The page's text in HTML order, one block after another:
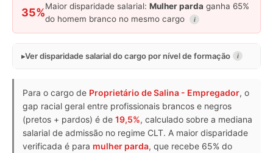
35%
Maior disparidade salarial: Mulher parda ganha 65%
do homem branco no mesmo cargo
i
Ver disparidade salarial do cargo por nível de formação i
Para o cargo de Proprietário de Salina - Empregador, o
gap racial geral entre profissionais brancos e negros
(pretos + pardos) é de 19,5%, calculado sobre a mediana
salarial de admissão no regime CLT. A maior disparidade
verificada é para mulher parda, que recebe 65% do